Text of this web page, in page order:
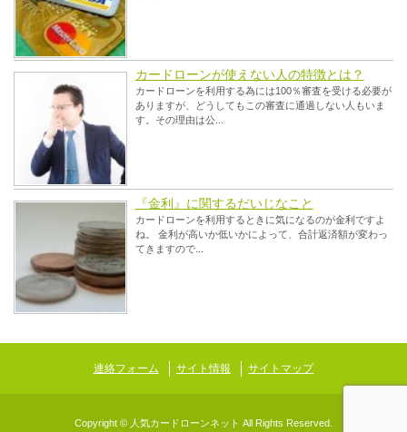
カードローンが使えない人の特徴とは？
カードローンを利用する為には100％審査を受ける必要が
ありますが、どうしてもこの審査に通過しない人もいま
す。その理由は公...
『金利』に関するだいじなこと
カードローンを利用するときに気になるのが金利ですよ
ね。 金利が高いか低いかによって、合計返済額が変わっ
てきますので...
連絡フォーム サイト情報 サイトマップ
Copyright © 人気カードローンネット All Rights Reserved.